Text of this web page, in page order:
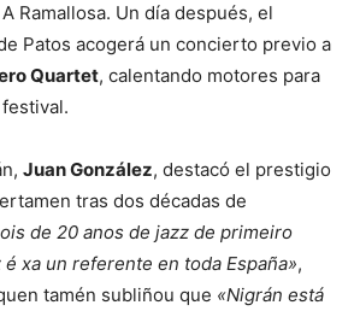
Ramallosa. Un día después, el
Patos acogerá un concierto previo a
Quartet, calentando motores para
Juan González, destacó el prestigio
tras dos décadas de
de 20 anos de jazz de primeiro
xa un referente en toda España»,
tamén subliñou que «Nigrán está